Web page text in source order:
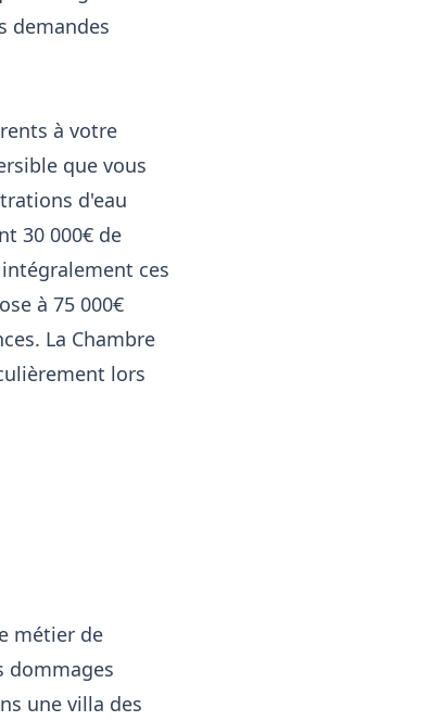
demandes
à votre
que vous
d'eau
30 000€ de
ces
à 75 000€
La Chambre
lors
métier de
dommages
une villa des